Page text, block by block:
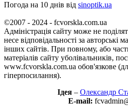
Погода на 10 днів від sinoptik.ua
©2007 - 2024 - fcvorskla.com.ua
Адміністрація сайту може не
несе відповідальності за авторські
інших сайтів. При повному, або
матеріалів сайту уболівальників,
www.fcvorskla.com.ua обов'язкове
гіперпосилання).
Ідея – Олександр
E-mail: